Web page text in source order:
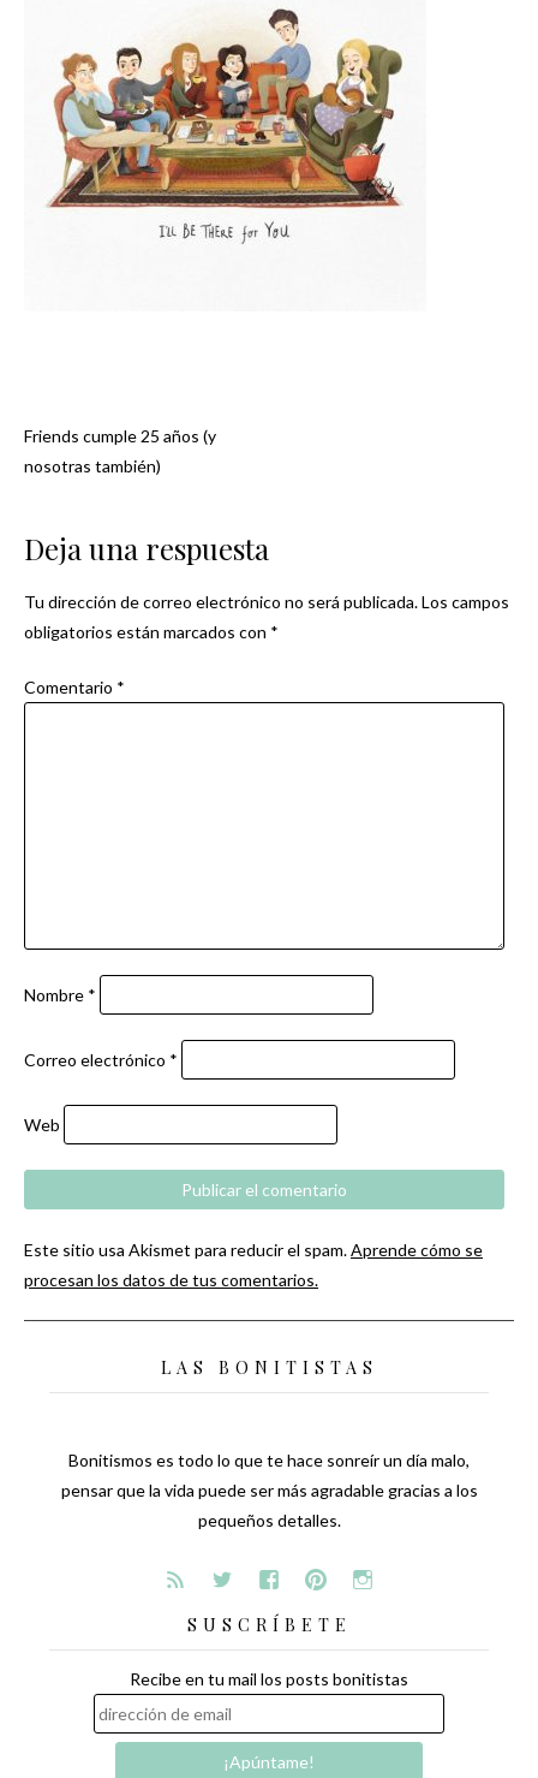
Navegación
Friends cumple 25 años (y
nosotras también)
Deja una respuesta
Tu dirección de correo electrónico no será publicada.Los campos
obligatorios están marcados con *
Comentario *
Nombre *
Correo electrónico *
Web
Este sitio usa Akismet para reducir el spam.Aprende cómo se
procesan los datos de tus comentarios.
LAS BONITISTAS
Bonitismos es todo lo que te hace sonreír un día malo,
pensar que la vida puede ser más agradable gracias a los
pequeños detalles.
SUSCRÍBETE
Recibe en tu mail los posts bonitistas